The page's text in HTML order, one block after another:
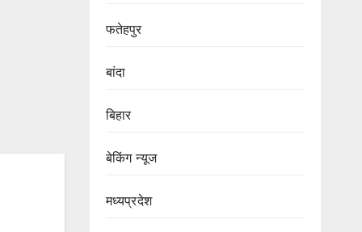
फतेहपुर
बांदा
बिहार
बेकिंग न्यूज
मध्यप्रदेश